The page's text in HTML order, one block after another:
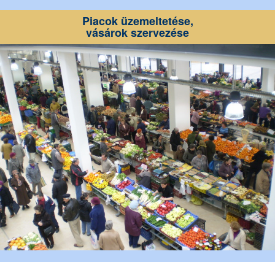
Piacok üzemeltetése,
vásárok szervezése